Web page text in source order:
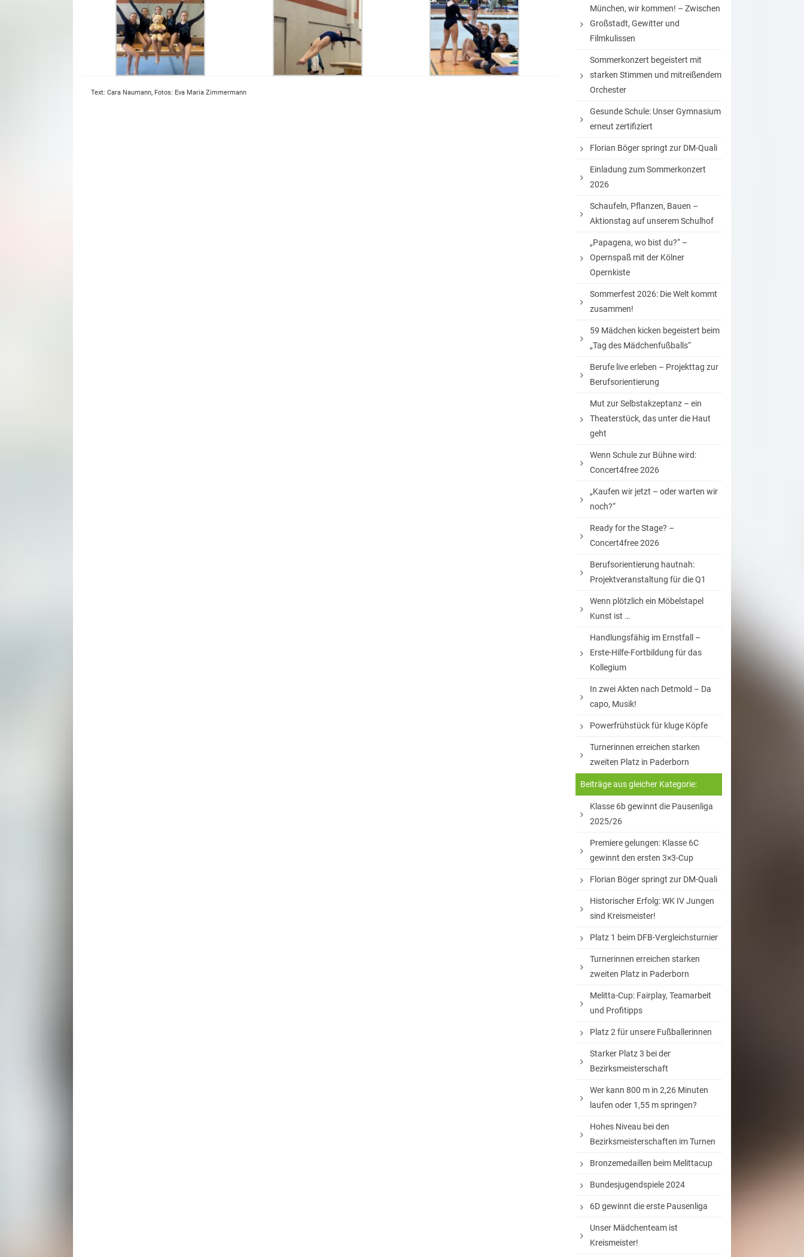
Text: Cara Naumann, Fotos: Eva Maria Zimmermann
München, wir kommen! – Zwischen
Großstadt, Gewitter und
Filmkulissen
Sommerkonzert begeistert mit
starken Stimmen und mitreißendem
Orchester
Gesunde Schule: Unser Gymnasium
erneut zertifiziert
Florian Böger springt zur DM-Quali
Einladung zum Sommerkonzert
2026
Schaufeln, Pflanzen, Bauen –
Aktionstag auf unserem Schulhof
„Papagena, wo bist du?“ –
Opernspaß mit der Kölner
Opernkiste
Sommerfest 2026: Die Welt kommt
zusammen!
59 Mädchen kicken begeistert beim
„Tag des Mädchenfußballs“
Berufe live erleben – Projekttag zur
Berufsorientierung
Mut zur Selbstakzeptanz – ein
Theaterstück, das unter die Haut
geht
Wenn Schule zur Bühne wird:
Concert4free 2026
„Kaufen wir jetzt – oder warten wir
noch?“
Ready for the Stage? –
Concert4free 2026
Berufsorientierung hautnah:
Projektveranstaltung für die Q1
Wenn plötzlich ein Möbelstapel
Kunst ist …
Handlungsfähig im Ernstfall –
Erste-Hilfe-Fortbildung für das
Kollegium
In zwei Akten nach Detmold – Da
capo, Musik!
Powerfrühstück für kluge Köpfe
Turnerinnen erreichen starken
zweiten Platz in Paderborn
Beiträge aus gleicher Kategorie:
Klasse 6b gewinnt die Pausenliga
2025/26
Premiere gelungen: Klasse 6C
gewinnt den ersten 3×3-Cup
Florian Böger springt zur DM-Quali
Historischer Erfolg: WK IV Jungen
sind Kreismeister!
Platz 1 beim DFB-Vergleichsturnier
Turnerinnen erreichen starken
zweiten Platz in Paderborn
Melitta-Cup: Fairplay, Teamarbeit
und Profitipps
Platz 2 für unsere Fußballerinnen
Starker Platz 3 bei der
Bezirksmeisterschaft
Wer kann 800 m in 2,26 Minuten
laufen oder 1,55 m springen?
Hohes Niveau bei den
Bezirksmeisterschaften im Turnen
Bronzemedaillen beim Melittacup
Bundesjugendspiele 2024
6D gewinnt die erste Pausenliga
Unser Mädchenteam ist
Kreismeister!